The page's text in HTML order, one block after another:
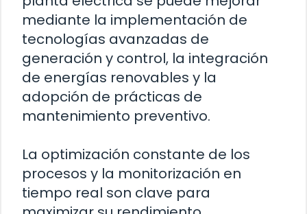
mediante la implementación de
tecnologías avanzadas de
generación y control, la integración
de energías renovables y la
adopción de prácticas de
mantenimiento preventivo.
La optimización constante de los
procesos y la monitorización en
tiempo real son clave para